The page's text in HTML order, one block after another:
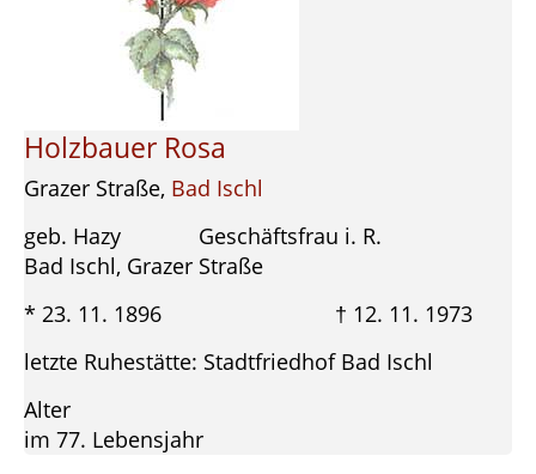
Holzbauer Rosa
Grazer Straße, Bad Ischl
geb. Hazy Geschäftsfrau i. R.
Bad Ischl, Grazer Straße
* 23. 11. 1896 † 12. 11. 1973
letzte Ruhestätte: Stadtfriedhof Bad Ischl
Alter
im 77. Lebensjahr